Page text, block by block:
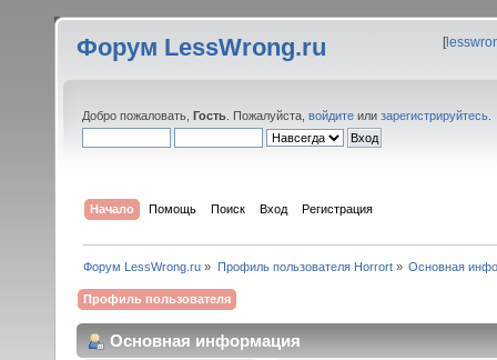
Форум LessWrong.ru [
Добро пожаловать, Гость . Пожалуйста, войдите или зарегистрируйтесь
Начало Помощь Поиск Вход Регистрация
Форум LessWrong.ru » Профиль пользователя Horrort» Основная
Профиль пользователя
Основная информация